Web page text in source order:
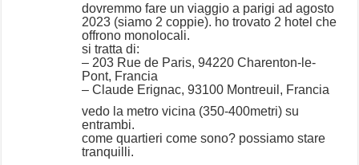
dovremmo fare un viaggio a parigi ad agosto
2023 (siamo 2 coppie). ho trovato 2 hotel che
offrono monolocali.
si tratta di:
– 203 Rue de Paris, 94220 Charenton-le-
Pont, Francia
– Claude Erignac, 93100 Montreuil, Francia
vedo la metro vicina (350-400metri) su
entrambi.
come quartieri come sono? possiamo stare
tranquilli.